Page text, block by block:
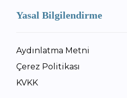
Yasal Bilgilendirme
Aydınlatma Metni
Çerez Politikası
KVKK